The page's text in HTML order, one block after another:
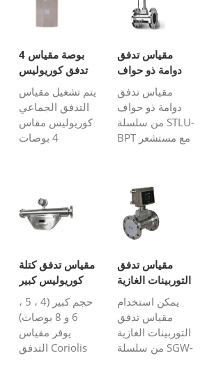
4 بوصة مقياس
تدفق كوريوليس
يتم تشغيل مقياس
التدفق الجماعي
كوريوليس مقاس
4 بوصات
كوريوليس مقاس
4 بوصات كبير
الحجم نسبيًا ،
ضخم جدًا.
يستخدم على
نطاق واسع لكتلة
دقيقة ...
مقياس تدفق
دوامة ذو حواف
مع تعويض
مقياس تدفق
دوامة ذو حواف
من سلسلة STLU-
BPT مع مستشعر
الضغط هو الخيار
الأمثل لقياس
تدفق الغاز أو
البخار (البخار
المشبع والبخار
المحموم) ...
مقياس تدفق كتلة
كوريوليس كبير
الحجم حجم كبير (4 ، 5 ،
6 و 8 بوصات)
يوفر مقياس
التدفق Coriolis
مقياس تدفق
التوربينات الغازية
مع درجة الحرارة
والضغط.
تعويضات
يمكن استخدام
مقياس تدفق
التوربينات الغازية
من سلسلة SGW-